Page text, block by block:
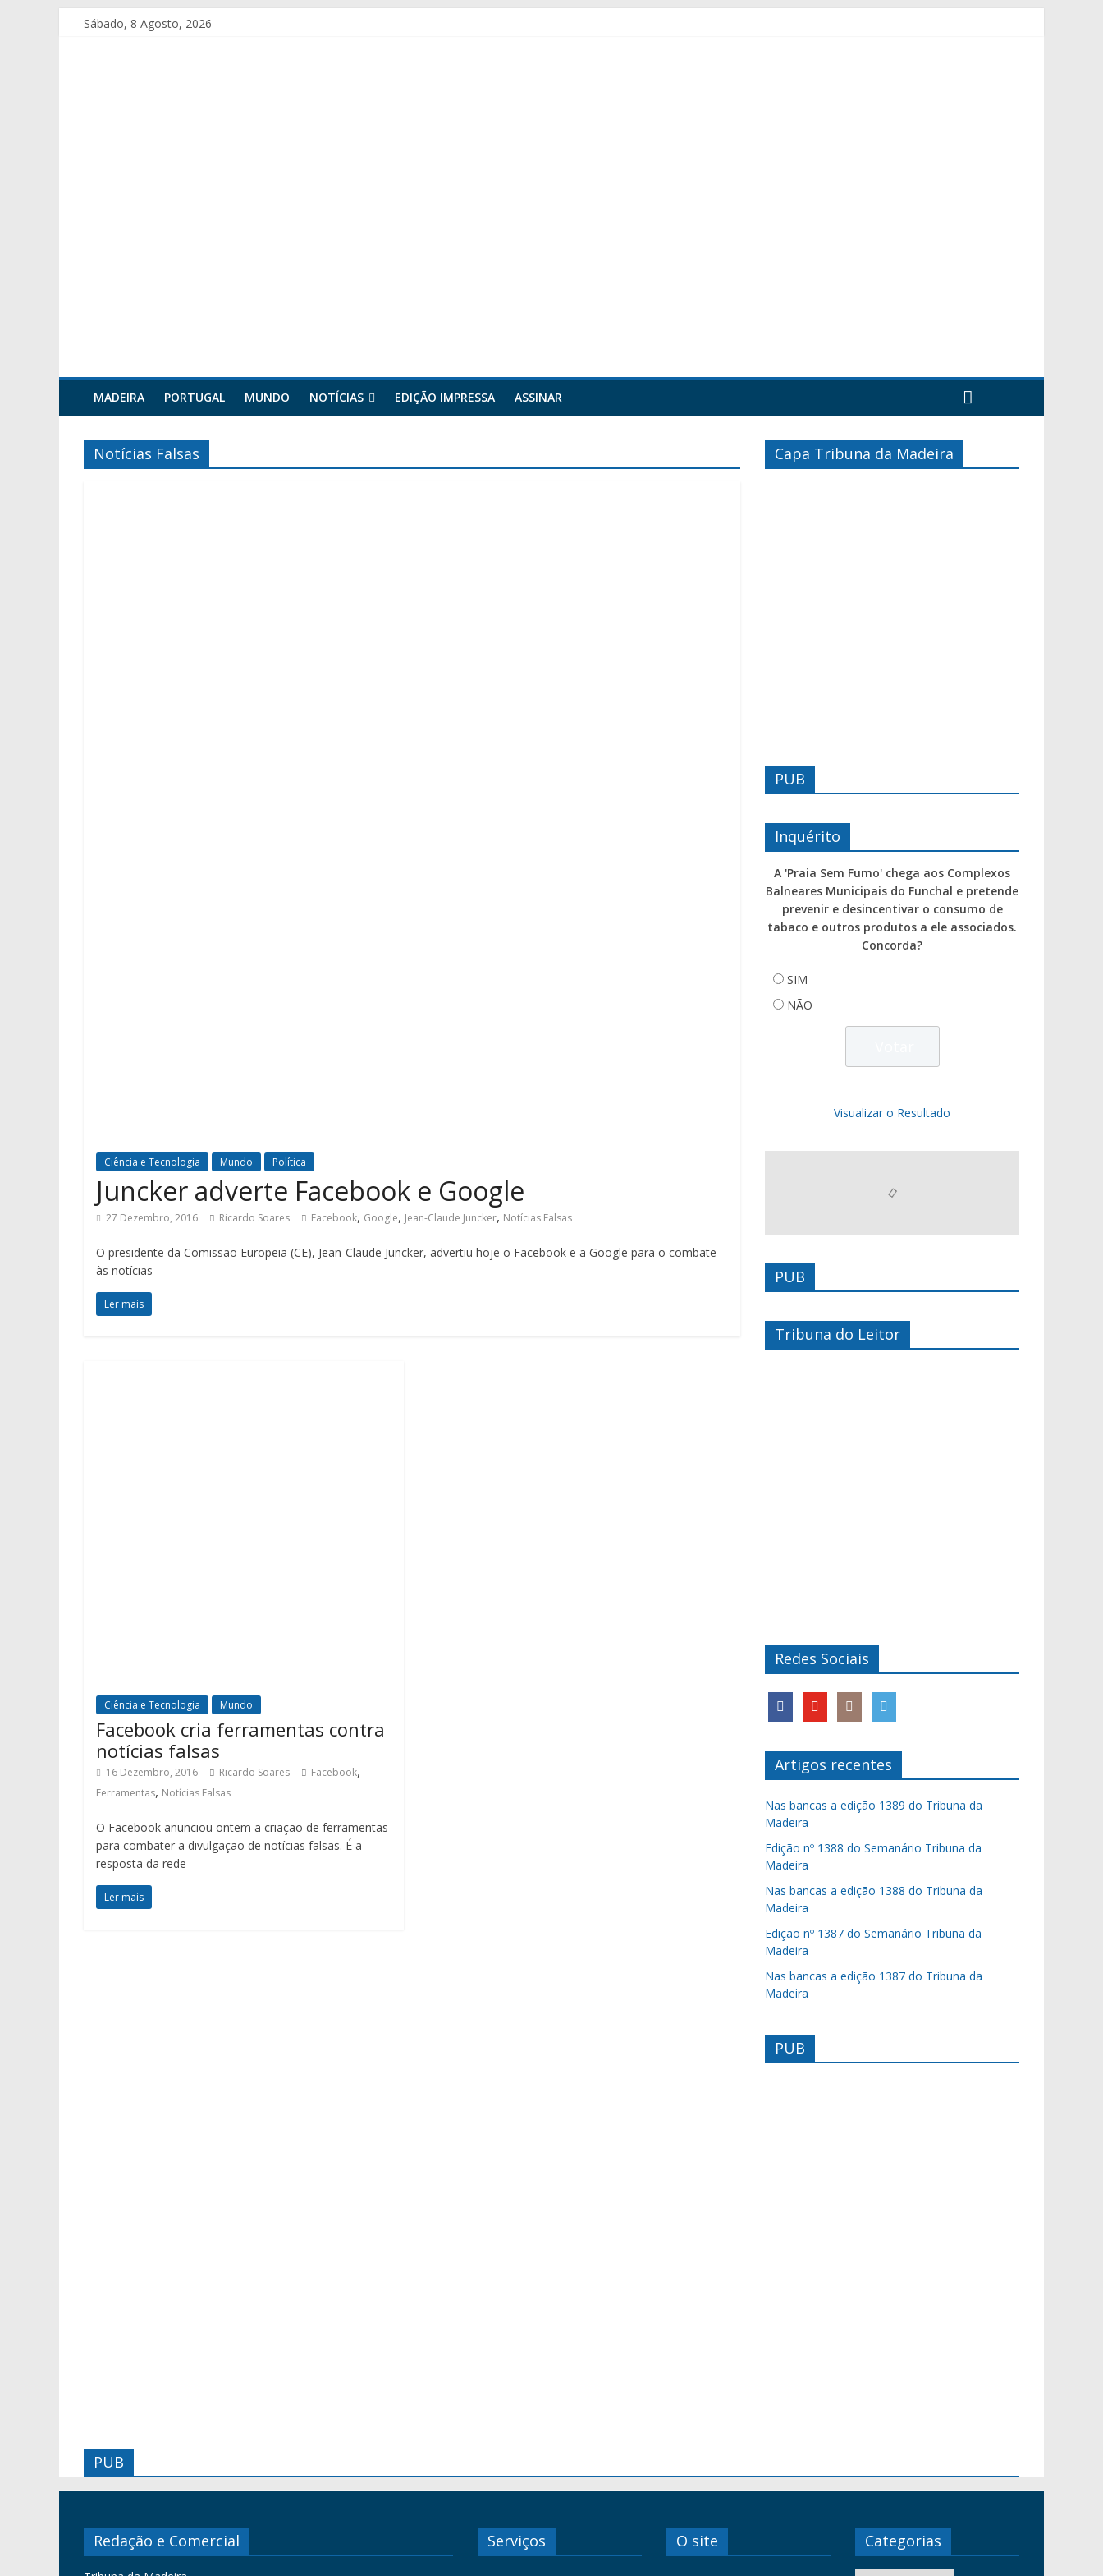
Sábado, 8 Agosto, 2026
MADEIRA PORTUGAL MUNDO NOTÍCIAS EDIÇÃO IMPRESSA ASSINAR
Notícias Falsas
Ciência e Tecnologia Mundo Política
Juncker adverte Facebook e Google
27 Dezembro, 2016 Ricardo Soares Facebook, Google, Jean-Claude Juncker, Notícias Falsas
O presidente da Comissão Europeia (CE), Jean-Claude Juncker, advertiu hoje o Facebook e a Google para o combate
às notícias
Ler mais
Ciência e Tecnologia Mundo
Facebook cria ferramentas contra
notícias falsas
16 Dezembro, 2016 Ricardo Soares Facebook,
Ferramentas, Notícias Falsas
O Facebook anunciou ontem a criação de ferramentas
para combater a divulgação de notícias falsas. É a
resposta da rede
Ler mais
Capa Tribuna da Madeira
PUB
Inquérito
A 'Praia Sem Fumo' chega aos Complexos
Balneares Municipais do Funchal e pretende
prevenir e desincentivar o consumo de
tabaco e outros produtos a ele associados.
Concorda?
SIM
NÃO
Visualizar o Resultado
PUB
Tribuna do Leitor
Redes Sociais
Artigos recentes
Nas bancas a edição 1389 do Tribuna da
Madeira
Edição nº 1388 do Semanário Tribuna da
Madeira
Nas bancas a edição 1388 do Tribuna da
Madeira
Edição nº 1387 do Semanário Tribuna da
Madeira
Nas bancas a edição 1387 do Tribuna da
Madeira
PUB
PUB
Redação e Comercial Serviços O site Categorias